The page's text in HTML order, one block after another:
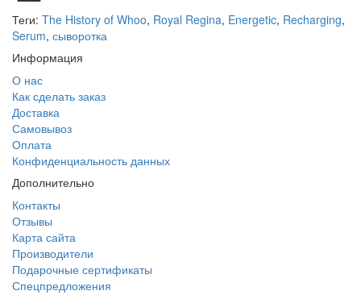
Теги: The History of Whoo, Royal Regina, Energetic, Recharging,
Serum, сыворотка
Информация
О нас
Как сделать заказ
Доставка
Самовывоз
Оплата
Конфиденциальность данных
Дополнительно
Контакты
Отзывы
Карта сайта
Производители
Подарочные сертификаты
Спецпредложения